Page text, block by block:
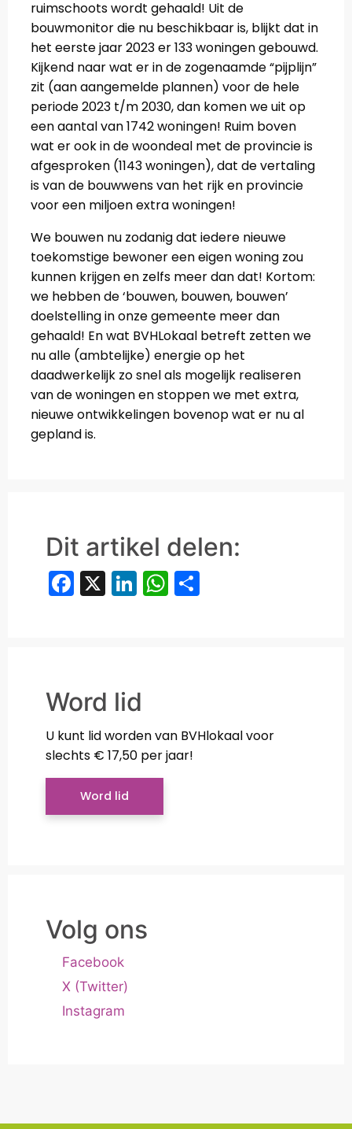
ruimschoots wordt gehaald! Uit de
bouwmonitor die nu beschikbaar is, blijkt dat in
het eerste jaar 2023 er 133 woningen gebouwd.
Kijkend naar wat er in de zogenaamde “pijplijn”
zit (aan aangemelde plannen) voor de hele
periode 2023 t/m 2030, dan komen we uit op
een aantal van 1742 woningen! Ruim boven
wat er ook in de woondeal met de provincie is
afgesproken (1143 woningen), dat de vertaling
is van de bouwwens van het rijk en provincie
voor een miljoen extra woningen!
We bouwen nu zodanig dat iedere nieuwe
toekomstige bewoner een eigen woning zou
kunnen krijgen en zelfs meer dan dat! Kortom:
we hebben de ‘bouwen, bouwen, bouwen’
doelstelling in onze gemeente meer dan
gehaald! En wat BVHLokaal betreft zetten we
nu alle (ambtelijke) energie op het
daadwerkelijk zo snel als mogelijk realiseren
van de woningen en stoppen we met extra,
nieuwe ontwikkelingen bovenop wat er nu al
gepland is.
Dit artikel delen:
Facebook
X LinkedIn
WhatsApp
Word lid
U kunt lid worden van BVHlokaal voor
slechts € 17,50 per jaar!
Word lid
Volg ons
Facebook
X (Twitter)
Instagram